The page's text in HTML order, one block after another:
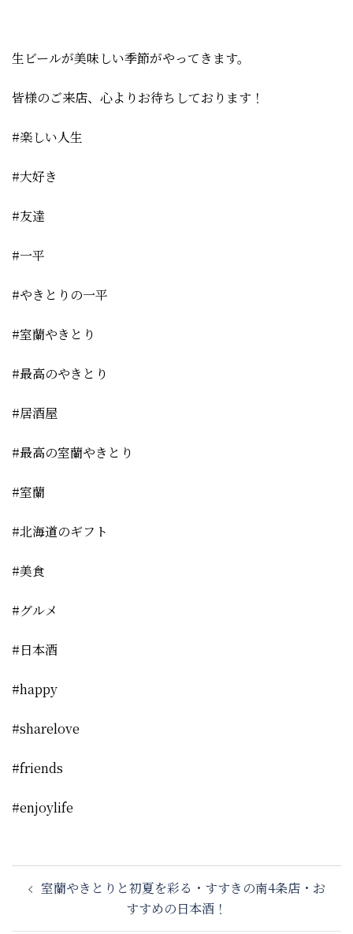
生ビールが美味しい季節がやってきます。
皆様のご来店、心よりお待ちしております！
#楽しい人生
#大好き
#友達
#一平
#やきとりの一平
#室蘭やきとり
#最高のやきとり
#居酒屋
#最高の室蘭やきとり
#室蘭
#北海道のギフト
#美食
#グルメ
#日本酒
#happy
#sharelove
#friends
#enjoylife
投
稿
室蘭やきとりと初夏を彩る・すすきの南4条店・お
すすめの日本酒！